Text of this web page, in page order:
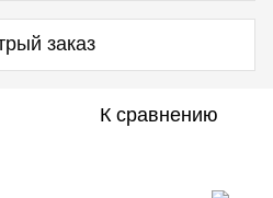
заказ
К сравнению